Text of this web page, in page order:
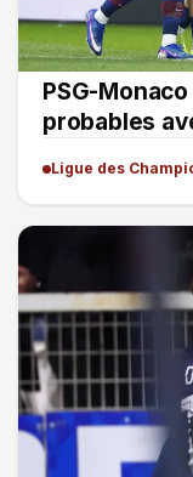
PSG-
probables
Ligue des